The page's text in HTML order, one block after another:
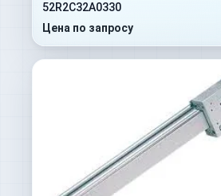
52R2C32A0330
Цена по запросу